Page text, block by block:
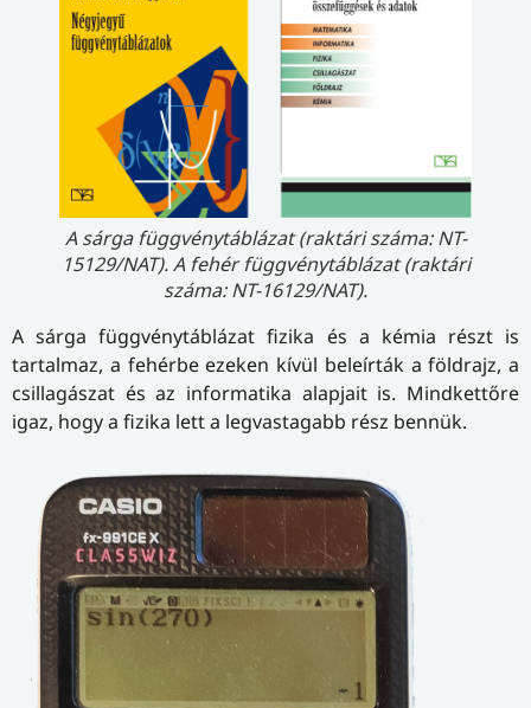
A sárga függvénytáblázat (raktári száma: NT-
15129/NAT). A fehér függvénytáblázat (raktári
száma: NT-16129/NAT).
A sárga függvénytáblázat fizika és a kémia részt is
tartalmaz, a fehérbe ezeken kívül beleírták a földrajz, a
csillagászat és az informatika alapjait is. Mindkettőre
igaz, hogy a fizika lett a legvastagabb rész bennük.